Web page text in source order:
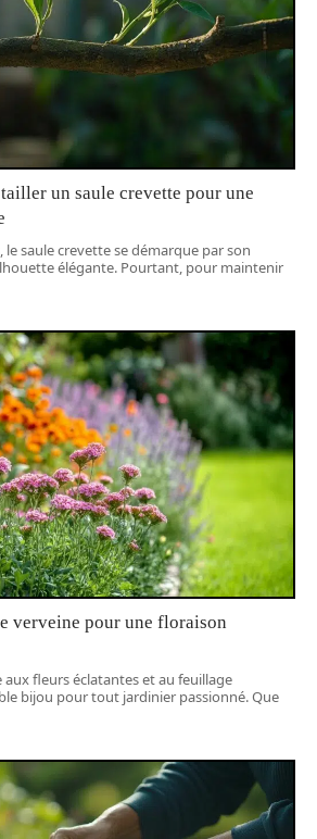
un saule crevette pour une
saule crevette se démarque par son
élégante. Pourtant, pour maintenir
verveine pour une floraison
aux fleurs éclatantes et au feuillage
bijou pour tout jardinier passionné. Que